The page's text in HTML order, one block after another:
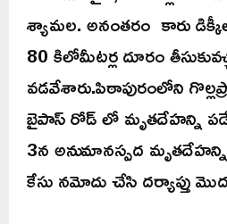
శ్యామల. అనంతరం కారు
80 కిలోమీటర్ల దూరం
వడవేశారు.పిఠాపురంలోని
బైపాస్ రోడ్ లో మృతదేహన్ని
3న అనుమానస్పద మృతదేహన్ని
కేసు నమోదు చేసి దర్యాప్తు